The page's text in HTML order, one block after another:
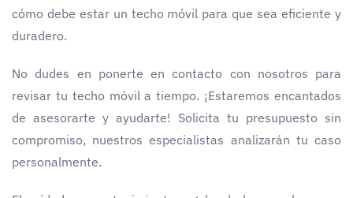
cómo debe estar un techo móvil para que sea eficiente y
duradero.
No dudes en ponerte en contacto con nosotros para
revisar tu techo móvil a tiempo. ¡Estaremos encantados
de asesorarte y ayudarte! Solicita tu presupuesto sin
compromiso, nuestros especialistas analizarán tu caso
personalmente.